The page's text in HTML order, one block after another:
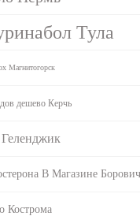
Тула
Магнитогорск
дешево Керчь
В Магазине
Кострома